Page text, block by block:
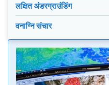
लक्षित अंडरग्राउंडिंग
वनाग्नि संचार